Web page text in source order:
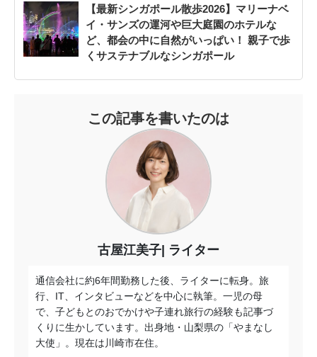
【最新シンガポール散歩2026】マリーナベ
イ・サンズの運河や巨大庭園のホテルな
ど、都会の中に自然がいっぱい！ 親子で歩
くサステナブルなシンガポール
この記事を書いたのは
古屋江美子 ライター
通信会社に約6年間勤務した後、ライターに転身。旅
行、IT、 インタビューなどを中心に執筆。一児の母
で、 子どもとのおでかけや子連れ旅行の経験も記事づ
くりに生かしています。出身地・山梨県の「やまなし
大使」。現在は川崎市在住。